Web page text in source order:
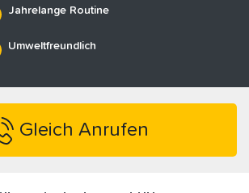
Jahrelange Routine
Umweltfreundlich
Gleich Anrufen